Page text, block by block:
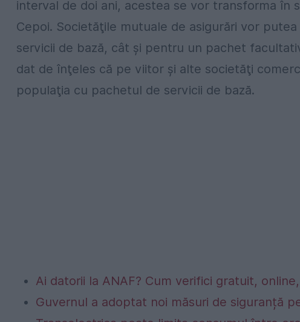
interval de doi ani, acestea se vor transforma în
Cepoi. Societăţile mutuale de asigurări vor
servicii de bază, cât şi pentru un pachet
dat de înţeles că pe viitor şi alte societăţi
populaţia cu pachetul de servicii de bază.
Ai datorii la ANAF? Cum verifici gratuit,
Guvernul a adoptat noi măsuri de siguranță